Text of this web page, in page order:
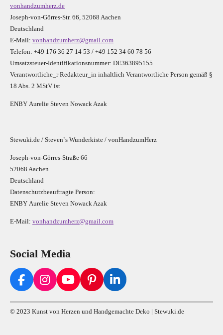
vonhandzumherz.de
Joseph-von-Görres-Str. 66, 52068 Aachen
Deutschland
E-Mail: vonhandzumherz@gmail.com
Telefon: +49 176 36 27 14 53 / +49 152 34 60 78 56
Umsatzsteuer-Identifikationsnummer: DE363895155
Verantwortliche_r Redakteur_in inhaltlich Verantwortliche Person gemäß §
18 Abs. 2 MStV ist
ENBY Aurelie Steven Nowack Azak
Stewuki.de / Steven`s Wunderkiste / vonHandzumHerz
Joseph-von-Görres-Straße 66
52068 Aachen
Deutschland
Datenschutzbeauftragte Person:
ENBY Aurelie Steven Nowack Azak
E-Mail: vonhandzumherz@gmail.com
Social Media
F
c
e
I
s
t
Y
u
T
P
n
t
L
n
k
© 2023 Kunst von Herzen und Handgemachte Deko | Stewuki.de